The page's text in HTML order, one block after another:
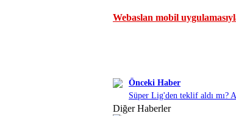
Webaslan mobil
Önceki Haber
Süper Lig'den teklif aldı mı?
Diğer Haberler